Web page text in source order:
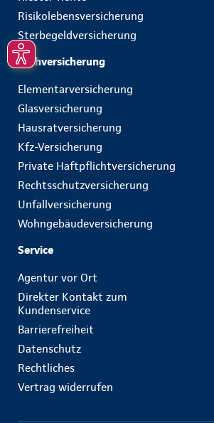
Risikolebensversicherung
Sterbegeldversicherung
Sachversicherung
Elementarversicherung
Glasversicherung
Hausratversicherung
Kfz-Versicherung
Private Haftpflichtversicherung
Rechtsschutzversicherung
Unfallversicherung
Wohngebäudeversicherung
Service
Agentur vor Ort
Direkter Kontakt zum
Kundenservice
Barrierefreiheit
Datenschutz
Rechtliches
Vertrag widerrufen